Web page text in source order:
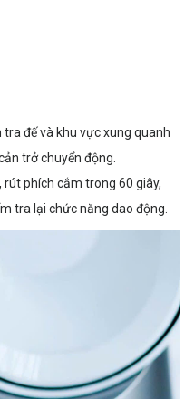
tra đế và khu vực xung quanh
trở chuyển động.
rút ​​phích cắm trong 60 giây,
tra lại chức năng dao động.